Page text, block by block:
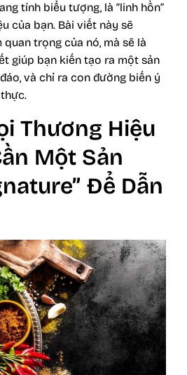
tính biểu tượng, là “linh hồn”
của bạn. Bài viết này sẽ
trọng của nó, mà sẽ là
giúp bạn kiến tạo ra một sản
và chỉ ra con đường biến ý
Thương Hiệu
Một Sản
Để Dẫn